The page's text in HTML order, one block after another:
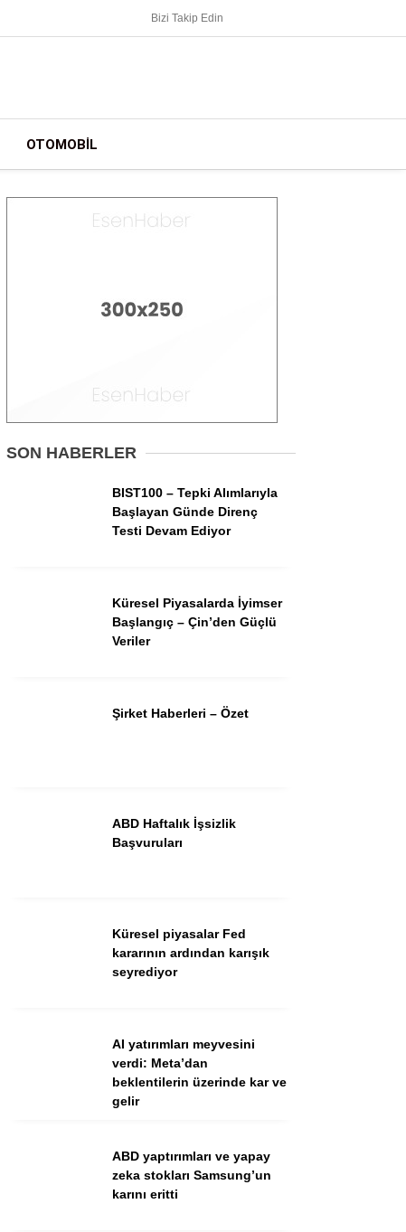
Gündem
Ekonomi
Borsa
Spor
Kripto
Bizi Takip Edin
OTOMOBIL
SON HABERLER
BIST100 – Tepki Alımlarıyla
Başlayan Günde Direnç
Testi Devam Ediyor
Küresel Piyasalarda İyimser
Başlangıç – Çin’den Güçlü
Veriler
Şirket Haberleri – Özet
ABD Haftalık İşsizlik
Başvuruları
Küresel piyasalar Fed
kararının ardından karışık
seyrediyor
AI yatırımları meyvesini
verdi: Meta’dan
beklentilerin üzerinde kar ve
gelir
ABD yaptırımları ve yapay
zeka stokları Samsung’un
karını eritti